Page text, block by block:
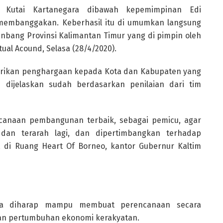
Kartanegara dibawah kepemimpinan Edi
Keberhasil itu di umumkan langsung
Provinsi Kalimantan Timur yang di pimpin oleh
Acound, Selasa (28/4/2020).
penghargaan kepada Kota dan Kabupaten yang
sudah berdasarkan penilaian dari tim
pembangunan terbaik, sebagai pemicu, agar
terarah lagi, dan dipertimbangkan terhadap
Ruang Heart Of Borneo, kantor Gubernur Kaltim
diharap mampu membuat perencanaan secara
pertumbuhan ekonomi kerakyatan.